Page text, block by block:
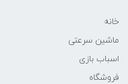
خانه
ماشین سرعتی
اسباب بازی
فروشگاه